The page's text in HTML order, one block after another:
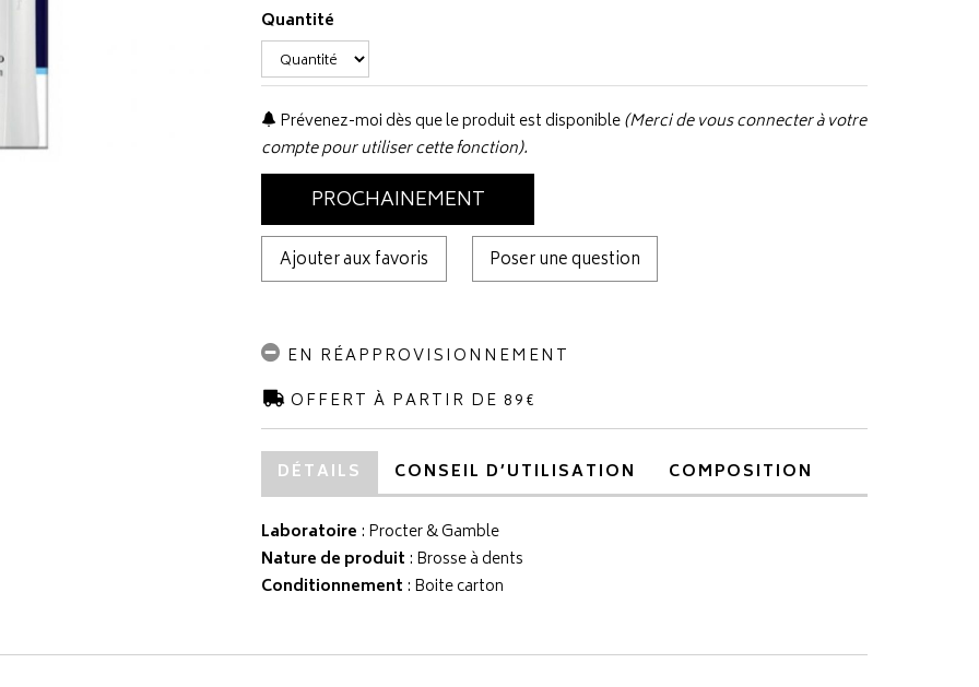
Quantité
Prévenez-moi dès que le produit est disponible(Merci de vous connecter à votre
compte pour utiliser cette fonction).
PROCHAINEMENT
Ajouter aux favoris Poser une question
EN RÉAPPROVISIONNEMENT
OFFERT À PARTIR DE 89€
DÉTAILS CONSEIL D’UTILISATION COMPOSITION
Laboratoire : Procter & Gamble
Nature de produit : Brosse à dents
Conditionnement : Boite carton